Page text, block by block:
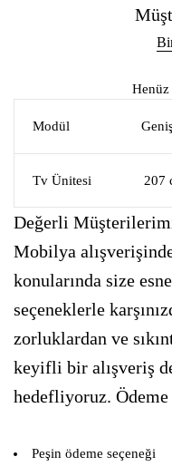
Henüz
Modül
Tv Ünitesi 207
Değerli
Mobilya
konularında size
seçeneklerle
zorluklardan ve
keyifli bir alışveriş
hedefliyoruz.
Peşin ödeme seçeneği